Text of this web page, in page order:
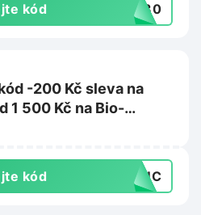
kód CK30
-200 Kč sleva na
1 500 Kč na Bio-
kód D8UC